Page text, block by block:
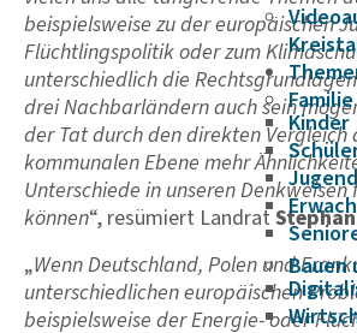
Familie
Kinder
Jugend
beispielsweise zu der europäischen
Flüchtlingspolitik oder zum
unterschiedlich die
drei Nachbarländern auch sein
der Tat durch den direkten Vergleich
kommunalen Ebene mehr
Unterschiede in unseren Denkweisen
können“, resümiert Landrat
„Wenn Deutschland, Polen und
unterschiedlichen europäischen
beispielsweise der Energie- oder